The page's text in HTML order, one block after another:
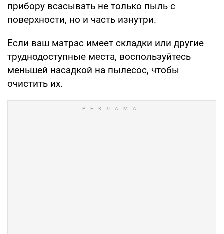
прибору всасывать не только пыль с
поверхности, но и часть изнутри.
Если ваш матрас имеет складки или другие
труднодоступные места, воспользуйтесь
меньшей насадкой на пылесос, чтобы
очистить их.